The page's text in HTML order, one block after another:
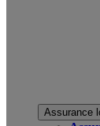
Assurance